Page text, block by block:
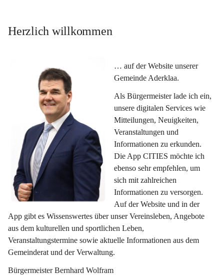
Herzlich willkommen
… auf der Website unserer
Gemeinde Aderklaa.
Als Bürgermeister lade ich ein,
unsere digitalen Services wie
Mitteilungen, Neuigkeiten,
Veranstaltungen und
Informationen zu erkunden.
Die App CITIES möchte ich
ebenso sehr empfehlen, um
sich mit zahlreichen
Informationen zu versorgen.
Auf der Website und in der
App gibt es Wissenswertes über unser Vereinsleben, Angebote
aus dem kulturellen und sportlichen Leben,
Veranstaltungstermine sowie aktuelle Informationen aus dem
Gemeinderat und der Verwaltung.
Bürgermeister Bernhard Wolfram